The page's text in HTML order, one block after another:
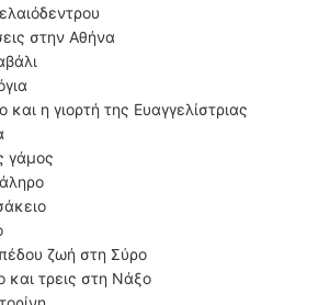
στην Αθήνα
η γιορτή της Ευαγγελίστριας
γάμος
ζωή στη Σύρο
και τρεις στη Νάξο